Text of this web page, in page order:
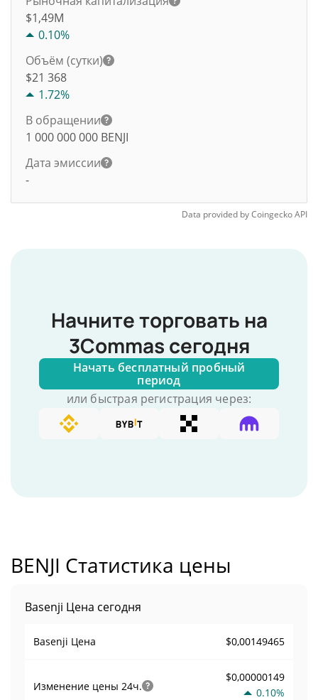
$1,49M
0.10%
Объём (сутки)
$21 368
1.72%
В обращении
1 000 000 000 BENJI
Дата эмиссии
-
Data provided byCoingeckoAPI
Начните торговать на
3Commas сегодня
Начать бесплатный пробный
период
или быстрая регистрация через:
BENJI Статистика цены
Basenji Цена сегодня
Basenji Цена $0,00149465
Изменение цены 24ч.
$0,00000149
0.10%